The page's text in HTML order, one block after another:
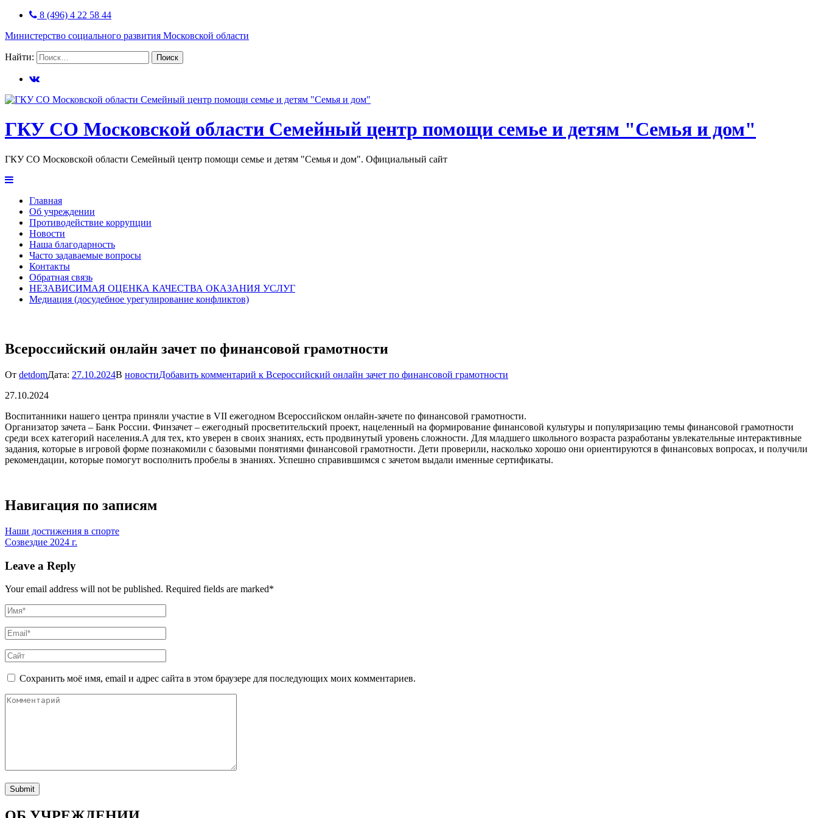
8 (496) 4 22 58 44
Министерство социального развития Московской области
Найти:
ГКУ СО Московской области Семейный центр помощи семье и детям "Семья и дом"
ГКУ СО Московской области Семейный центр помощи семье и детям "Семья и дом". Официальный сайт
Главная
Об учреждении
Противодействие коррупции
Новости
Наша благодарность
Часто задаваемые вопросы
Контакты
Обратная связь
НЕЗАВИСИМАЯ ОЦЕНКА КАЧЕСТВА ОКАЗАНИЯ УСЛУГ
Медиация (досудебное урегулирование конфликтов)
Всероссийский онлайн зачет по финансовой грамотности
От detdomДата: 27.10.2024В новостиДобавить комментарий к Всероссийский онлайн зачет по финансовой грамотности
27.10.2024
Воспитанники нашего центра приняли участие в VII ежегодном Всероссийском онлайн-зачете по финансовой грамотности.
Организатор зачета – Банк России. Финзачет – ежегодный просветительский проект, нацеленный на формирование финансовой культуры и популяризацию темы финансовой грамотности
среди всех категорий населения.А для тех, кто уверен в своих знаниях, есть продвинутый уровень сложности. Для младшего школьного возраста разработаны увлекательные интерактивные
задания, которые в игровой форме познакомили с базовыми понятиями финансовой грамотности. Дети проверили, насколько хорошо они ориентируются в финансовых вопросах, и получили
рекомендации, которые помогут восполнить пробелы в знаниях. Успешно справившимся с зачетом выдали именные сертификаты.
Навигация по записям
Наши достижения в спорте
Созвездие 2024 г.
Leave a Reply
Your email address will not be published. Required fields are marked*
Сохранить моё имя, email и адрес сайта в этом браузере для последующих моих комментариев.